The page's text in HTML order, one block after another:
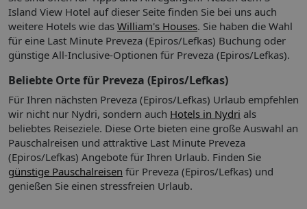
Nichtraucherzimmer.
So wohnen Sie
Doppelbett
Abweichende Zimmercodierungen zu tagesaktuellen Preisen
buchbar.
Ihre Vorteile:Bitte beachten Sie!Bei einer Paketreise mit
internationalem Flug ist das Zug zum Flug Ticket für
Abflughäfen in Deutschland (und dem EuroAirport Basel)
kostenfrei zubuchbar.
Das Zug zum Flug Ticket gilt nicht bei:
Buchung einer reinen Flugleistung,
Buchung einer Hotelleistung ohne Flug,
Island View Hotel auf dieser Seite finden Sie bei uns auch
weitere Hotels wie das William's Houses. Sie haben die Wahl
für eine Last Minute Preveza (Epiros/Lefkas) Buchung oder
günstige All-Inclusive-Optionen für Preveza (Epiros/Lefkas).
Beliebte Orte für Preveza (Epiros/Lefkas)
Für Ihren nächsten Preveza (Epiros/Lefkas) Urlaub empfehlen
wir nicht nur Nydri, sondern auch Hotels in Nydri als
beliebtes Reiseziele. Diese Orte bieten eine große Auswahl an
Pauschalreisen und attraktive Last Minute Preveza
(Epiros/Lefkas) Angebote für Ihren Urlaub. Finden Sie
günstige Pauschalreisen für Preveza (Epiros/Lefkas) und
genießen Sie einen stressfreien Urlaub.